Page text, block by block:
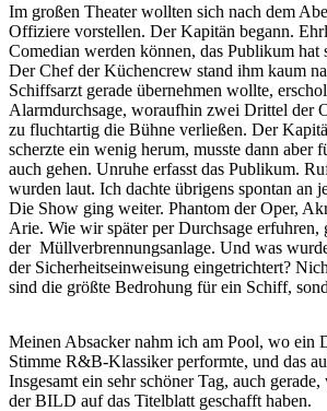
Im großen Theater wollten sich nach dem
Offiziere vorstellen. Der Kapitän begann.
Comedian werden können, das Publikum hat
Der Chef der Küchencrew stand ihm kaum
Schiffsarzt gerade übernehmen wollte,
Alarmdurchsage, woraufhin zwei Drittel der
zu fluchtartig die Bühne verließen. Der
scherzte ein wenig herum, musste dann aber
auch gehen. Unruhe erfasst das Publikum.
wurden laut. Ich dachte übrigens spontan an
Die Show ging weiter. Phantom der Oper,
Arie. Wie wir später per Durchsage erfuhren,
der Müllverbrennungsanlage. Und was
der Sicherheitseinweisung eingetrichtert?
sind die größte Bedrohung für ein Schiff,
Meinen Absacker nahm ich am Pool, wo ein
Stimme R&B-Klassiker performte, und das
Insgesamt ein sehr schöner Tag, auch
der BILD auf das Titelblatt geschafft haben.